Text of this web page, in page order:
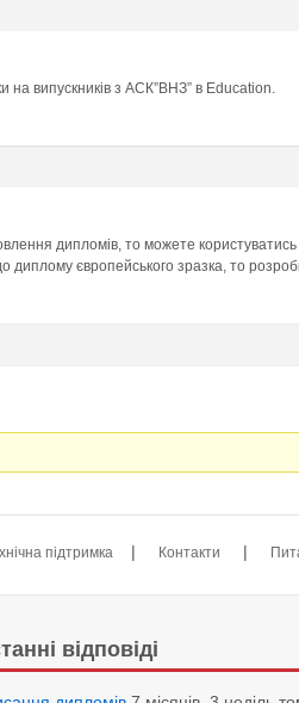
на випускників з АСК”ВНЗ” в Eduсation.
дипломів, то можете
диплому європейського зразка, то
підтримка | Контакти |
відповіді